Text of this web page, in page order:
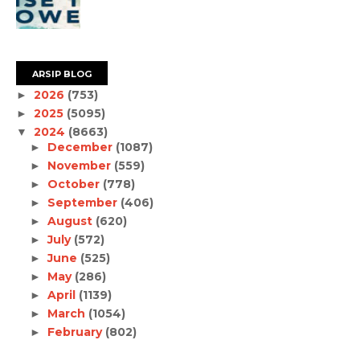
ARSIP BLOG
► 2026 (753)
► 2025 (5095)
▼ 2024 (8663)
► December (1087)
► November (559)
► October (778)
► September (406)
► August (620)
►July (572)
►June (525)
► May (286)
► April (1139)
► March (1054)
► February (802)